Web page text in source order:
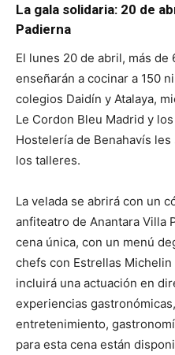
La gala solidaria: 20 de
Padierna
El lunes 20 de abril, más
enseñarán a cocinar a 150
colegios Daidín y Atalaya,
Le Cordon Bleu Madrid y
Hostelería de Benahavís
los talleres.
La velada se abrirá con un
anfiteatro de Anantara Villa
cena única, con un menú
chefs con Estrellas
incluirá una actuación en
experiencias
entretenimiento,
para esta cena están